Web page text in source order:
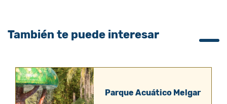
También te puede interesar
Parque Acuático Melgar